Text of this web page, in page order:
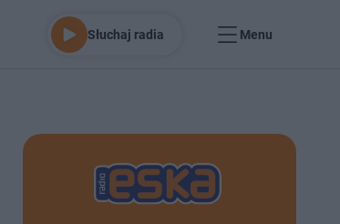
Słuchaj radia Menu